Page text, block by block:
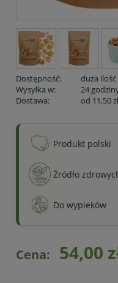
Dostępność:
duża ilość
Wysyłka w:
24
Dostawa:
od 11,50 zł
Cena nie zawiera
Produkt polski
Źródło
Do wypieków
Cena: 54,00